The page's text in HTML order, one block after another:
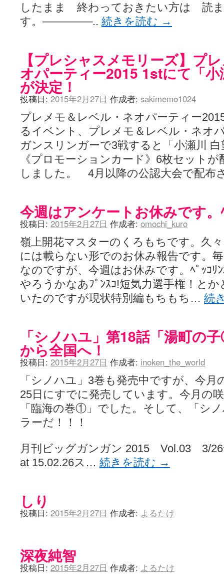
したまま 終わっておきたい方は 読
す。————–.. 続きを読む →
【プレシャスメモリーズ】プ
オパーティー2015 1stにて「
が決定！
投稿日: 2015年2月27日 作成者: sakimemo1024
プレメモ＆レベル・ネオパーティー
るイベント、プレメモ＆レベル・ネオ
ガンスリンガーで3戦すると「小瀬川
《プロモーションカード》6枚セット
しました。 4月以降の公認大会で配
今週はアンケートお休みです。
投稿日: 2015年2月27日 作成者: omochi_kuro
嶺上開花マスターのくろもちです。久
には載らない形でのお休み報告です。
なのですが、今週はお休みです。ﾍﾟｯｺﾘ
やろうかなあﾌﾟﾝｽｺ!短気力選手権！と
いたのですが現状特別編もちもち… 続
「シノハユ」第18話「湯町の
から全国へ！
投稿日: 2015年2月27日 作成者: inoken_the_world
「シノハユ」3巻も発売中ですが、今
25日にすでに発売しています。今月の
「臨海の巻①」でした。そして、「シ
ラーだ！！！
月刊ビッグガンガン 2015 Vol.03 3/26
at 15.02.26ス… 続きを読む →
しり
投稿日: 2015年2月27日 作成者: よるたけ
深夜純智
投稿日: 2015年2月27日 作成者: よるたけ